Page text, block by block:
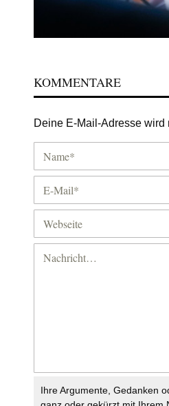
KOMMENTARE
Deine E-Mail-Adresse wird
Ihre Argumente, Gedanken